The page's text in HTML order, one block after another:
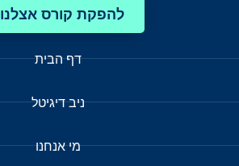
להפקת קורס אצלנו
דף הבית
ניב דיגיטל
מי אנחנו